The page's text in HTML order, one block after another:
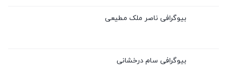
بیوگرافی ناصر ملک مطیعی
بیوگرافی سام درخشانی